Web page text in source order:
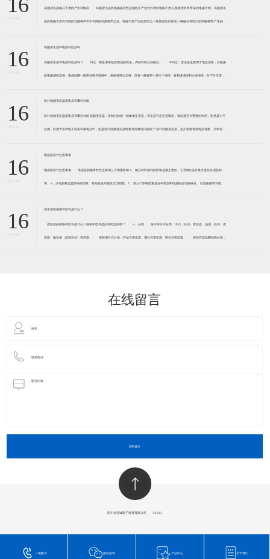
16 高频变压器磁芯干扰的产生和解决 高频变压器的电磁兼容性是指既不产生对外界的电磁干扰,又能承受外界带来的电磁干扰。高频变压
器的电磁干扰有可闻的音频噪声和不可闻的高频噪声之分。电磁干扰产生的原因之一就是磁芯的伸缩,一般磁芯伸缩大的软磁材料,产生的电
16
高频变压器和电感有区别吗
高频变压器和电感有区别吗？ 同点：都是用漆包线缠成的线包，内部有铁心或磁芯。 不同点：变压器主要用于电压变换，其根据
是电磁感应定律。电感线圈一般用在电子线路中，根据是楞次定律。前者一般有两个或三个绕组，有初级绕组和次级绕组，对于升压变压
16
设计高频变压器需要具有哪些功能
设计高频变压器需要具有哪些功能 高频变压器，给我们的第一印象便是变压，无论是升压还是降压，都起着至关重要的作用，而且其小巧
轻便，应用于各种电子设备和家电之中，但是设计高频变压器时要考虑哪些问题呢？ 设计高频变压器，至少需要考虑电压转换、功率传输
16
电感器设计注意事项
电感器设计注意事项 电感器的频率特性主要由三个因素影响 A、磁芯材料损耗的影响是最主要的，它导致Q值从最大值后呈现负斜
率。 B、介电损耗也是影响的因素，特别是在高频段尤为明显。 C、第三个影响因素是分布电容和电感的自谐振效应。 自谐振频率对电感
16
变压器的规格和型号是什么？
变压器的规格和型号是什么？规格和型号是如何制定的呀？ 一、分类 按冷却方式分类：干式（自冷）变压器、油浸（自冷）变
压器、氟化物（蒸发冷却）变压器。 按防潮方式分类：开放式变压器、灌封式变压器、密封式变压器。 按铁芯或线圈结构分类：
在线留言
立即提交
四川省玺诚电子科技有限公司 ​©2023
一键拨号 微信咨询 产品中心 关于我们